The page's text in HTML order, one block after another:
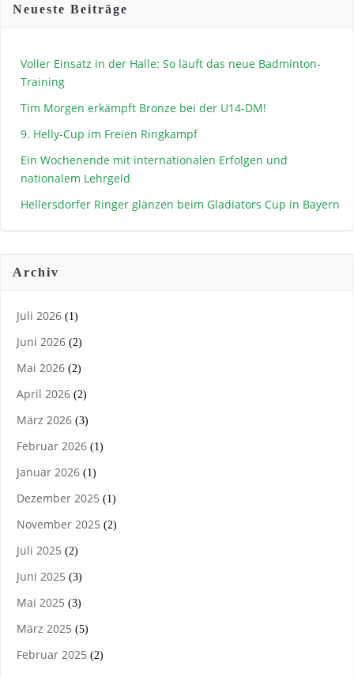
Neueste Beiträge
Voller Einsatz in der Halle: So läuft das neue Badminton-
Training
Tim Morgen erkämpft Bronze bei der U14-DM!
9. Helly-Cup im Freien Ringkampf
Ein Wochenende mit internationalen Erfolgen und
nationalem Lehrgeld
Hellersdorfer Ringer glänzen beim Gladiators Cup in Bayern
Archiv
Juli 2026 (1)
Juni 2026 (2)
Mai 2026 (2)
April 2026 (2)
März 2026 (3)
Februar 2026 (1)
Januar 2026 (1)
Dezember 2025 (1)
November 2025 (2)
Juli 2025 (2)
Juni 2025 (3)
Mai 2025 (3)
März 2025 (5)
Februar 2025 (2)